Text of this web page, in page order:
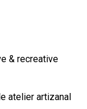
& recreative
atelier artizanal